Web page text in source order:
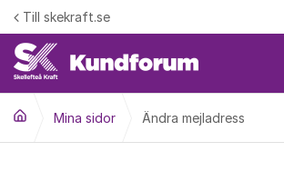
Hoppa till innehåll
Till skekraft.se
driftstörningar i el- fjärrvärme eller
Mina sidor Ändra mejladress